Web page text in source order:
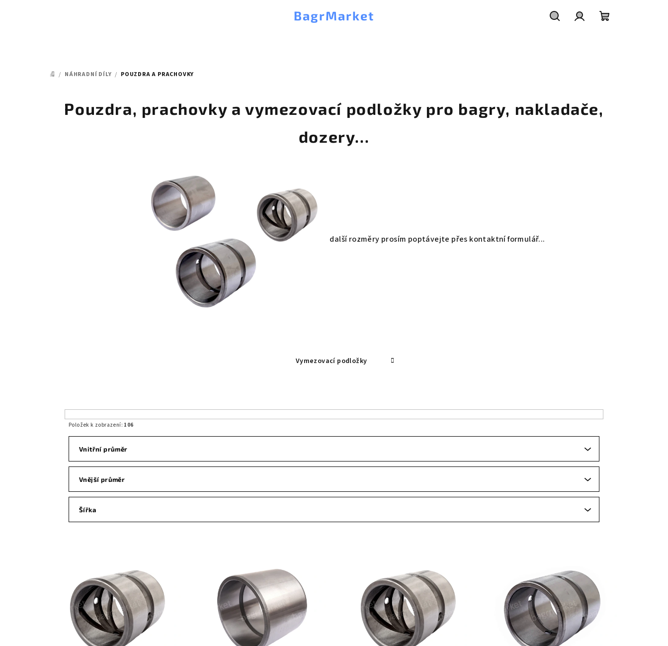
BagrMarket
DOMŮ
/ NÁHRADNÍ DÍLY / POUZDRA A PRACHOVKY
Pouzdra, prachovky a vymezovací podložky pro bagry, nakladače,
dozery...
další rozměry prosím poptávejte přes kontaktní formulář...
Vymezovací podložky
Šířka
Vnější průměr
Vnitřní průměr
Položek k zobrazení: 106